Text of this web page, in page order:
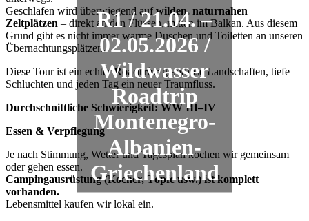
R1 / 21.04. –
02.05.2026 /
Wildwasser
Roadtrip
Montenegro-
Albanien-
Griechenland
Geschlafen wird überwiegend aufwilden, naturnahen
Zeltplätzen – direkt an den Flüssen, mitten im Balkan. Aus diesem
Grund gibt es nicht immer warme Duschen und Toiletten an unseren
Übernachtungsplätzen.
Diese Tour ist ein echterRoadtrip: grandiose Landschaften, tiefe
Schluchten und jeden Tag ein neuer Traumfluss.
Durchschnittliche Schwierigkeit: WW III–IV
Essen & Verpflegung
Je nach Stimmung, Wetter und Tagesplan kochen wir gemeinsam
oder gehen essen.
Campingausrüstung (Kocher, Töpfe usw.) ist komplett
vorhanden.
Lebensmittel kaufen wir lokal ein.